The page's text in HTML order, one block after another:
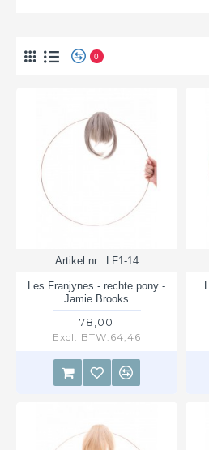
0
Artikel nr.: LF1-14
Les Franjynes - rechte pony -
Jamie Brooks
78,00
Excl. BTW:64,46